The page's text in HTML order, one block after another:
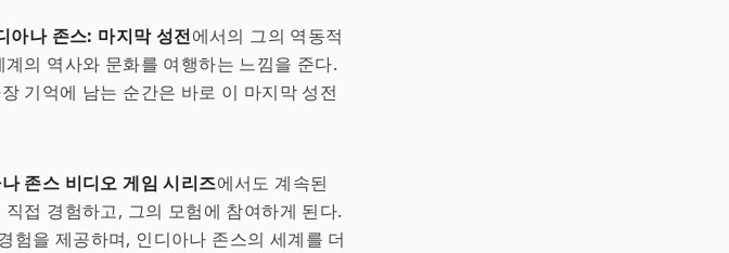
아나 존스: 마지막 성전에서의 그의 역동적
의 역사와 문화를 여행하는 느낌을 준다.
기억에 남는 순간은 바로 이 마지막 성전
존스 비디오 게임 시리즈에서도 계속된
접 경험하고, 그의 모험에 참여하게 된다.
험을 제공하며, 인디아나 존스의 세계를 더